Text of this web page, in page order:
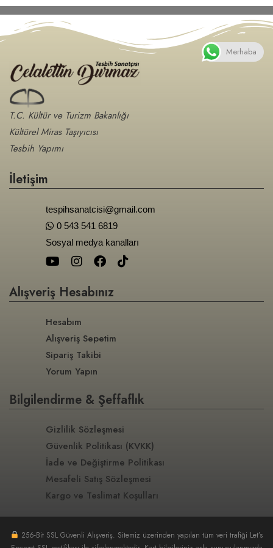
T.C. Kültür ve Turizm Bakanlığı
Kültürel Miras Taşıyıcısı
Tesbih Yapımı
İletişim
tespihsanatcisi@gmail.com
0 543 541 6819
Sosyal medya kanalları
Alışveriş Hesabınız
Hesabım
Alışveriş Sepetim
Sipariş Takibi
Yorum Yapın
Bilgilendirme & Şeffaflık
Gizlilik Sözleşmesi
Güvenlik Politikası (KVKK)
İade ve Değiştirme Politikası
Mesafeli Satış Sözleşmesi
Kargo ve Teslimat Koşulları
256-Bit SSL Güvenli Alışveriş. Sitemiz üzerinden yapılan tüm veri trafiği Let’s
Merhaba